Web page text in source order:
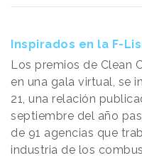
Inspirados en la F-
Los premios de Clean
en una gala virtual, se
21, una relación
septiembre del año
de 91 agencias que
industria de los